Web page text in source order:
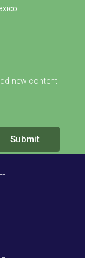
new content
Submit